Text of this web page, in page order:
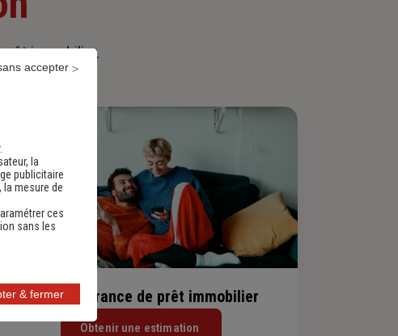
immobilier.
Devis assurance de prêt immobilier
Obtenir une estimation
la
publicitaire
la mesure de
ces
sans les
& fermer
accepter